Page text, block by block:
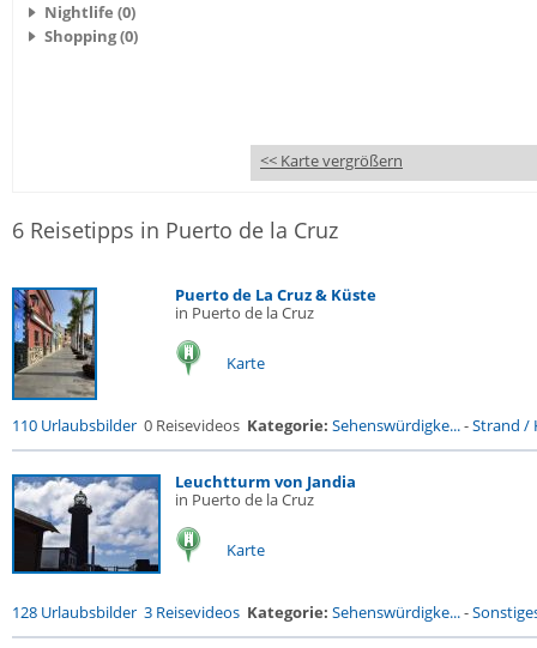
Nightlife (0)
Shopping (0)
<< Karte vergrößern
6 Reisetipps in Puerto de la Cruz
Puerto de La Cruz & Küste
in Puerto de la Cruz
Karte
110 Urlaubsbilder 0 Reisevideos Kategorie: Sehenswürdigke...-Strand /
Leuchtturm von Jandia
in Puerto de la Cruz
Karte
128 Urlaubsbilder 3 Reisevideos Kategorie: Sehenswürdigke...-